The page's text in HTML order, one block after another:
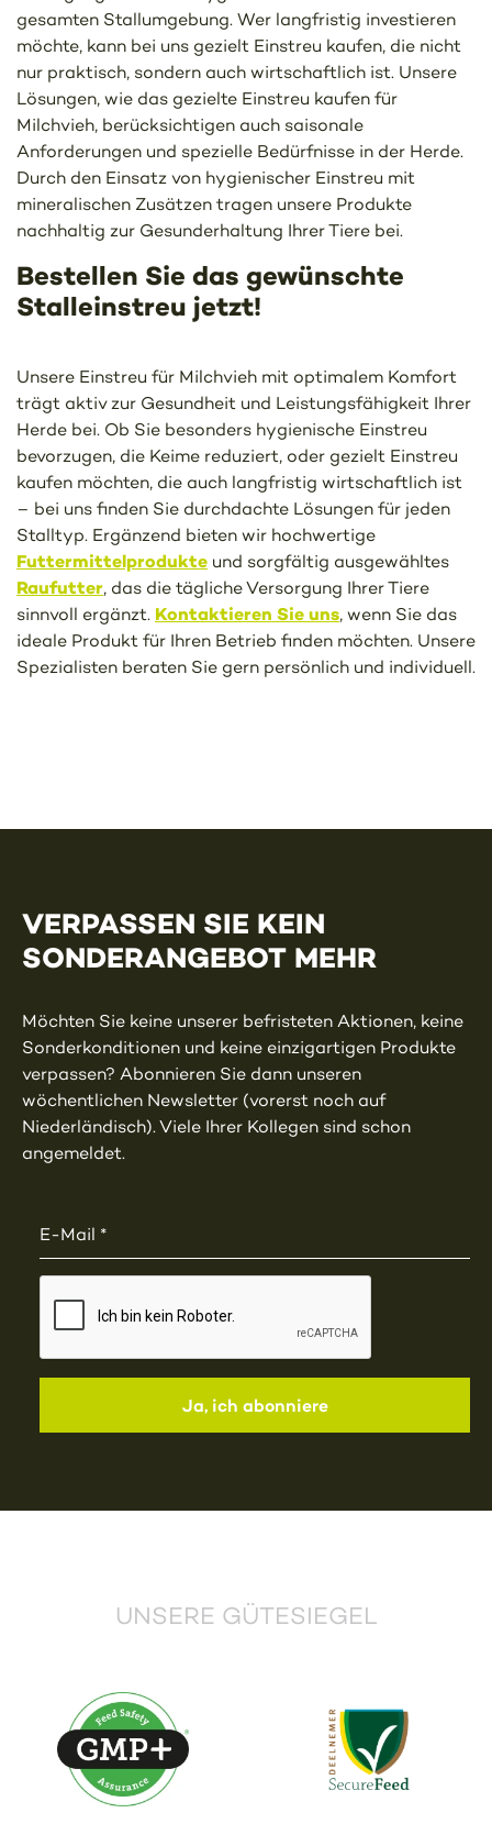
gesamten Stallumgebung. Wer langfristig investieren
möchte, kann bei uns gezielt Einstreu kaufen, die nicht
nur praktisch, sondern auch wirtschaftlich ist. Unsere
Lösungen, wie das gezielte Einstreu kaufen für
Milchvieh, berücksichtigen auch saisonale
Anforderungen und spezielle Bedürfnisse in der Herde.
Durch den Einsatz von hygienischer Einstreu mit
mineralischen Zusätzen tragen unsere Produkte
nachhaltig zur Gesunderhaltung Ihrer Tiere bei.
Bestellen Sie das gewünschte
Stalleinstreu jetzt!
Unsere Einstreu für Milchvieh mit optimalem Komfort
trägt aktiv zur Gesundheit und Leistungsfähigkeit Ihrer
Herde bei. Ob Sie besonders hygienische Einstreu
bevorzugen, die Keime reduziert, oder gezielt Einstreu
kaufen möchten, die auch langfristig wirtschaftlich ist
– bei uns finden Sie durchdachte Lösungen für jeden
Stalltyp. Ergänzend bieten wir hochwertige
Futtermittelprodukte und sorgfältig ausgewähltes
Raufutter, das die tägliche Versorgung Ihrer Tiere
sinnvoll ergänzt. Kontaktieren Sie uns, wenn Sie das
ideale Produkt für Ihren Betrieb finden möchten. Unsere
Spezialisten beraten Sie gern persönlich und individuell.
VERPASSEN SIE KEIN
SONDERANGEBOT MEHR
Möchten Sie keine unserer befristeten Aktionen, keine
Sonderkonditionen und keine einzigartigen Produkte
verpassen? Abonnieren Sie dann unseren
wöchentlichen Newsletter (vorerst noch auf
Niederländisch). Viele Ihrer Kollegen sind schon
angemeldet.
UNSERE GÜTESIEGEL